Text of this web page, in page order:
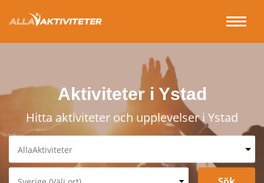
Aktiviteter i Ystad
Hitta aktiviteter och upplevelser i Ystad